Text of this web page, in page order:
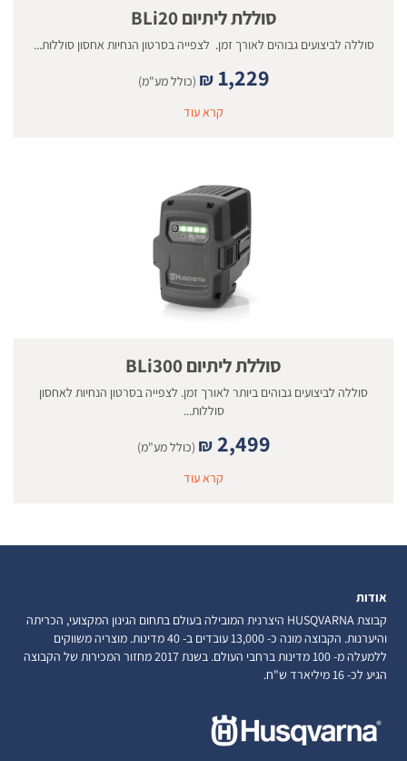
סוללת ליתיום BLi20
סוללה לביצועים גבוהים לאורך זמן. לצפייה בסרטון הנחיות אחסון סוללות...
₪ 1,229
(כולל מע"מ)
קרא עוד
סוללת ליתיום BLi300
סוללה לביצועים גבוהים ביותר לאורך זמן. לצפייה בסרטון הנחיות לאחסון
סוללות...
₪ 2,499
(כולל מע"מ)
קרא עוד
אודות
קבוצת HUSQVARNA היצרנית המובילה בעולם בתחום הגינון המקצועי, הכריתה
והיערנות. הקבוצה מונה כ- 13,000 עובדים ב- 40 מדינות. מוצריה משווקים
ללמעלה מ- 100 מדינות ברחבי העולם. בשנת 2017 מחזור המכירות של הקבוצה
הגיע לכ- 16 מיליארד ש"ח.